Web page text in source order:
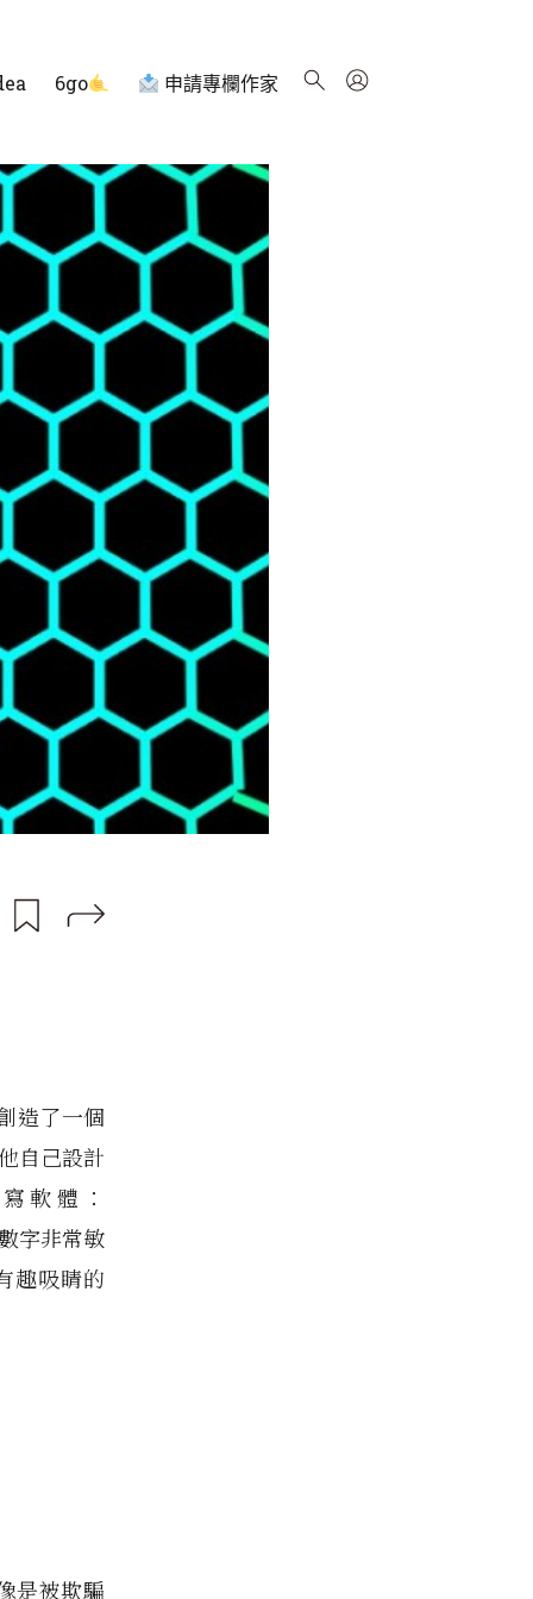
6go 申請專欄作家
造了一個
自己設計
軟體：
字非常敏
趣吸睛的
是被欺騙